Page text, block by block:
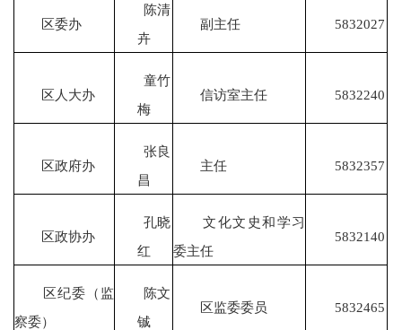
区委办
陈清
卉
副主任 5832027
区人大办
童竹
梅
信访室主任 5832240
区政府办
张良
昌
主任 5832357
区政协办
孔晓
红
文化文史和学习
委主任
5832140
区纪委（监
察委）
陈文
铖
区监委委员 5832465